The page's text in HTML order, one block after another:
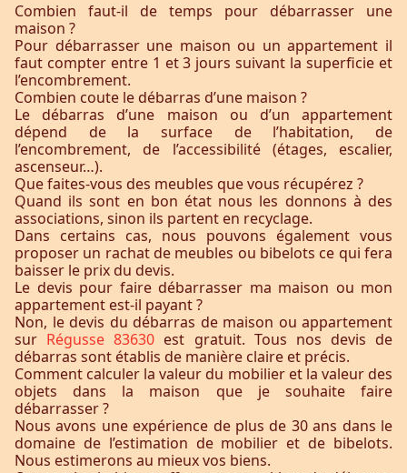
Combien faut-il de temps pour débarrasser une
maison ?
Pour débarrasser une maison ou un appartement il
faut compter entre 1 et 3 jours suivant la superficie et
l’encombrement.
Combien coute le débarras d’une maison ?
Le débarras d’une maison ou d’un appartement
dépend de la surface de l’habitation, de
l’encombrement, de l’accessibilité (étages, escalier,
ascenseur…).
Que faites-vous des meubles que vous récupérez ?
Quand ils sont en bon état nous les donnons à des
associations, sinon ils partent en recyclage.
Dans certains cas, nous pouvons également vous
proposer un rachat de meubles ou bibelots ce qui fera
baisser le prix du devis.
Le devis pour faire débarrasser ma maison ou mon
appartement est-il payant ?
Non, le devis du débarras de maison ou appartement
sur Régusse 83630 est gratuit. Tous nos devis de
débarras sont établis de manière claire et précis.
Comment calculer la valeur du mobilier et la valeur des
objets dans la maison que je souhaite faire
débarrasser ?
Nous avons une expérience de plus de 30 ans dans le
domaine de l’estimation de mobilier et de bibelots.
Nous estimerons au mieux vos biens.